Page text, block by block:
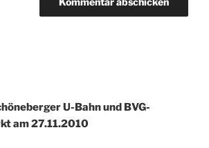
U-Bahn und BVG-
am 27.11.2010